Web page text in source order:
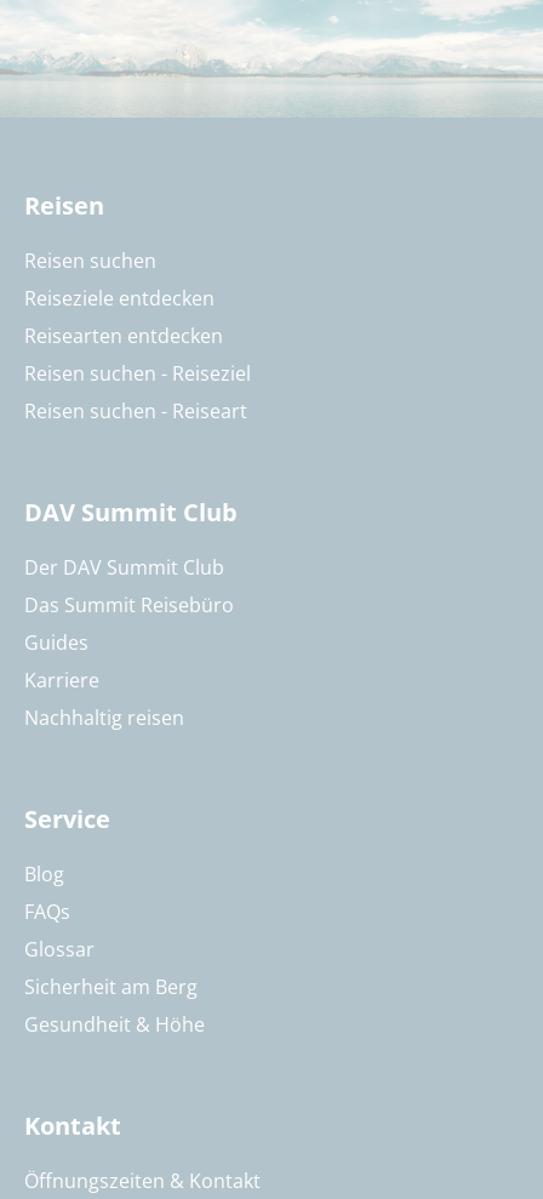
Reisen
Reisen suchen
Reiseziele entdecken
Reisearten entdecken
Reisen suchen - Reiseziel
Reisen suchen - Reiseart
DAV Summit Club
Der DAV Summit Club
Das Summit Reisebüro
Guides
Karriere
Nachhaltig reisen
Service
Blog
FAQs
Glossar
Sicherheit am Berg
Gesundheit & Höhe
Kontakt
Öffnungszeiten & Kontakt